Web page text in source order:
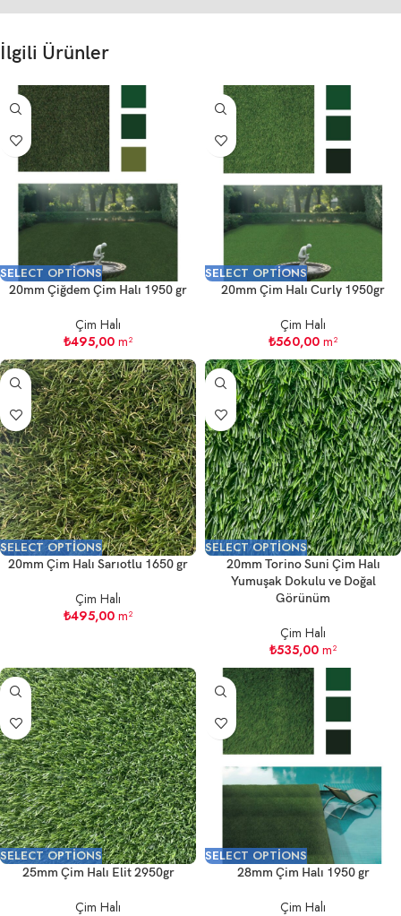
İlgili Ürünler
SELECT OPTIONS
20mm Çiğdem Çim Halı 1950 gr
Çim Halı
₺495,00 m²
SELECT OPTIONS
20mm Çim Halı Curly 1950gr
Çim Halı
₺560,00 m²
SELECT OPTIONS
20mm Çim Halı Sarıotlu 1650 gr
Çim Halı
₺495,00 m²
SELECT OPTIONS
20mm Torino Suni Çim Halı
Yumuşak Dokulu ve Doğal
Görünüm
Çim Halı
₺535,00 m²
SELECT OPTIONS
25mm Çim Halı Elit 2950gr
Çim Halı
SELECT OPTIONS
28mm Çim Halı 1950 gr
Çim Halı